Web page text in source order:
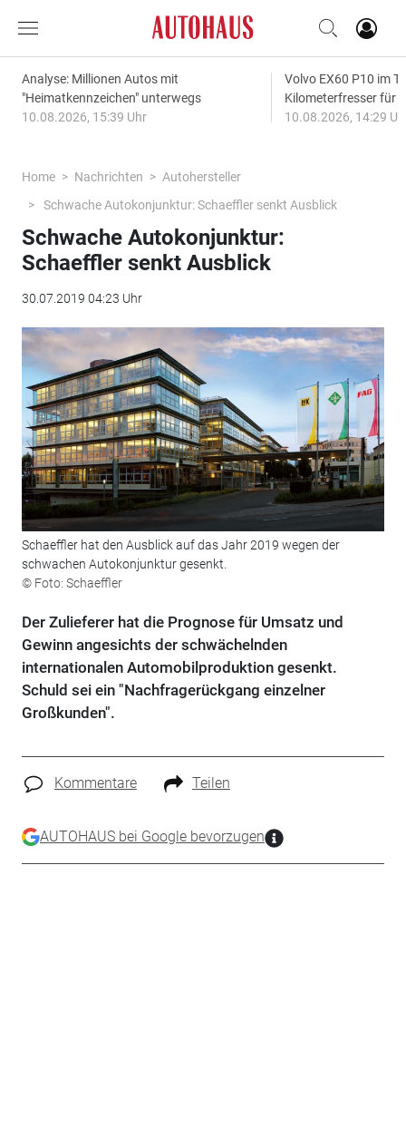
Analyse: Millionen Autos mit
"Heimatkennzeichen" unterwegs
10.08.2026, 15:39 Uhr
Volvo EX60 P10 im
Kilometerfresser für
10.08.2026, 14:29
Home Nachrichten
Autohersteller
Schwache Autokonjunktur: Schaeffler senkt Ausblick
Schwache Autokonjunktur:
Schaeffler senkt Ausblick
30.07.2019 04:23 Uhr
Schaeffler hat den Ausblick auf das Jahr 2019 wegen der
schwachen Autokonjunktur gesenkt.
© Foto: Schaeffler
Der Zulieferer hat die Prognose für Umsatz und
Gewinn angesichts der schwächelnden
internationalen Automobilproduktion gesenkt.
Schuld sei ein "Nachfragerückgang einzelner
Großkunden".
Kommentare Teilen
AUTOHAUS bei Google bevorzugen